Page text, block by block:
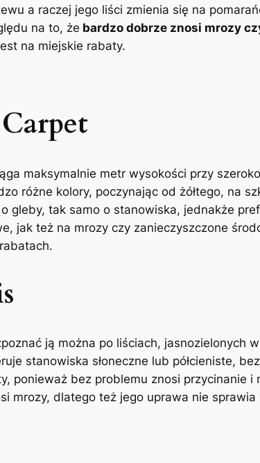
a raczej jego liści zmienia się na
na to, że bardzo dobrze znosi mrozy
na miejskie rabaty.
maksymalnie metr wysokości przy
różne kolory, poczynając od żółtego, na
gleby, tak samo o stanowiska, jednakże
jak też na mrozy czy zanieczyszczone
ją można po liściach, jasnozielonych
stanowiska słoneczne lub półcieniste,
ponieważ bez problemu znosi przycinanie i
mrozy, dlatego też jego uprawa nie